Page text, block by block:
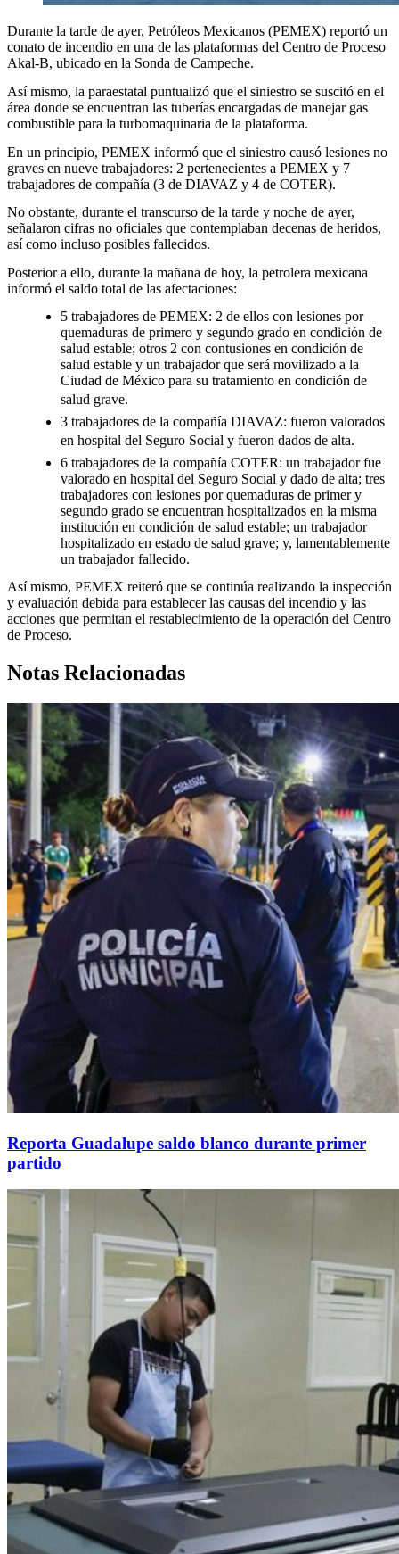
Durante la tarde de ayer, Petróleos Mexicanos (PEMEX) reportó un
conato de incendio en una de las plataformas del Centro de Proceso
Akal-B, ubicado en la Sonda de Campeche.
Así mismo, la paraestatal puntualizó que el siniestro se suscitó en el
área donde se encuentran las tuberías encargadas de manejar gas
combustible para la turbomaquinaria de la plataforma.
En un principio, PEMEX informó que el siniestro causó lesiones no
graves en nueve trabajadores: 2 pertenecientes a PEMEX y 7
trabajadores de compañía (3 de DIAVAZ y 4 de COTER).
No obstante, durante el transcurso de la tarde y noche de ayer,
señalaron cifras no oficiales que contemplaban decenas de heridos,
así como incluso posibles fallecidos.
Posterior a ello, durante la mañana de hoy, la petrolera mexicana
informó el saldo total de las afectaciones:
5 trabajadores de PEMEX: 2 de ellos con lesiones por
quemaduras de primero y segundo grado en condición de
salud estable; otros 2 con contusiones en condición de
salud estable y un trabajador que será movilizado a la
Ciudad de México para su tratamiento en condición de
salud grave.
3 trabajadores de la compañía DIAVAZ: fueron valorados
en hospital del Seguro Social y fueron dados de alta.
6 trabajadores de la compañía COTER: un trabajador fue
valorado en hospital del Seguro Social y dado de alta; tres
trabajadores con lesiones por quemaduras de primer y
segundo grado se encuentran hospitalizados en la misma
institución en condición de salud estable; un trabajador
hospitalizado en estado de salud grave; y, lamentablemente
un trabajador fallecido.
Así mismo, PEMEX reiteró que se continúa realizando la inspección
y evaluación debida para establecer las causas del incendio y las
acciones que permitan el restablecimiento de la operación del Centro
de Proceso.
Notas Relacionadas
Reporta Guadalupe saldo blanco durante primer
partido